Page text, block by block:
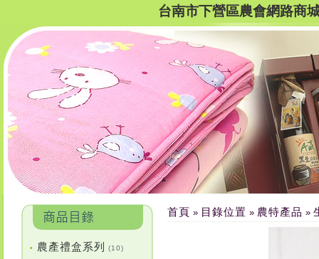
台南市下營區農會網路商
• 農產禮盒系列 (10)
首頁 » 目錄位置 » 農特產品 »